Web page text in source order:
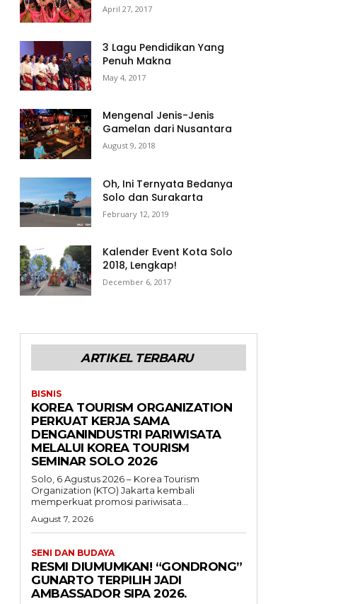
April 27, 2017
3 Lagu Pendidikan Yang
Penuh Makna
May 4, 2017
Mengenal Jenis-Jenis
Gamelan dari Nusantara
August 9, 2018
Oh, Ini Ternyata Bedanya
Solo dan Surakarta
February 12, 2019
Kalender Event Kota Solo
2018, Lengkap!
December 6, 2017
ARTIKEL TERBARU
BISNIS
KOREA TOURISM ORGANIZATION
PERKUAT KERJA SAMA
DENGANINDUSTRI PARIWISATA
MELALUI KOREA TOURISM
SEMINAR SOLO 2026
Solo, 6 Agustus 2026 – Korea Tourism
Organization (KTO) Jakarta kembali
memperkuat promosi pariwisata...
August 7, 2026
SENI DAN BUDAYA
RESMI DIUMUMKAN! “GONDRONG”
GUNARTO TERPILIH JADI
AMBASSADOR SIPA 2026.